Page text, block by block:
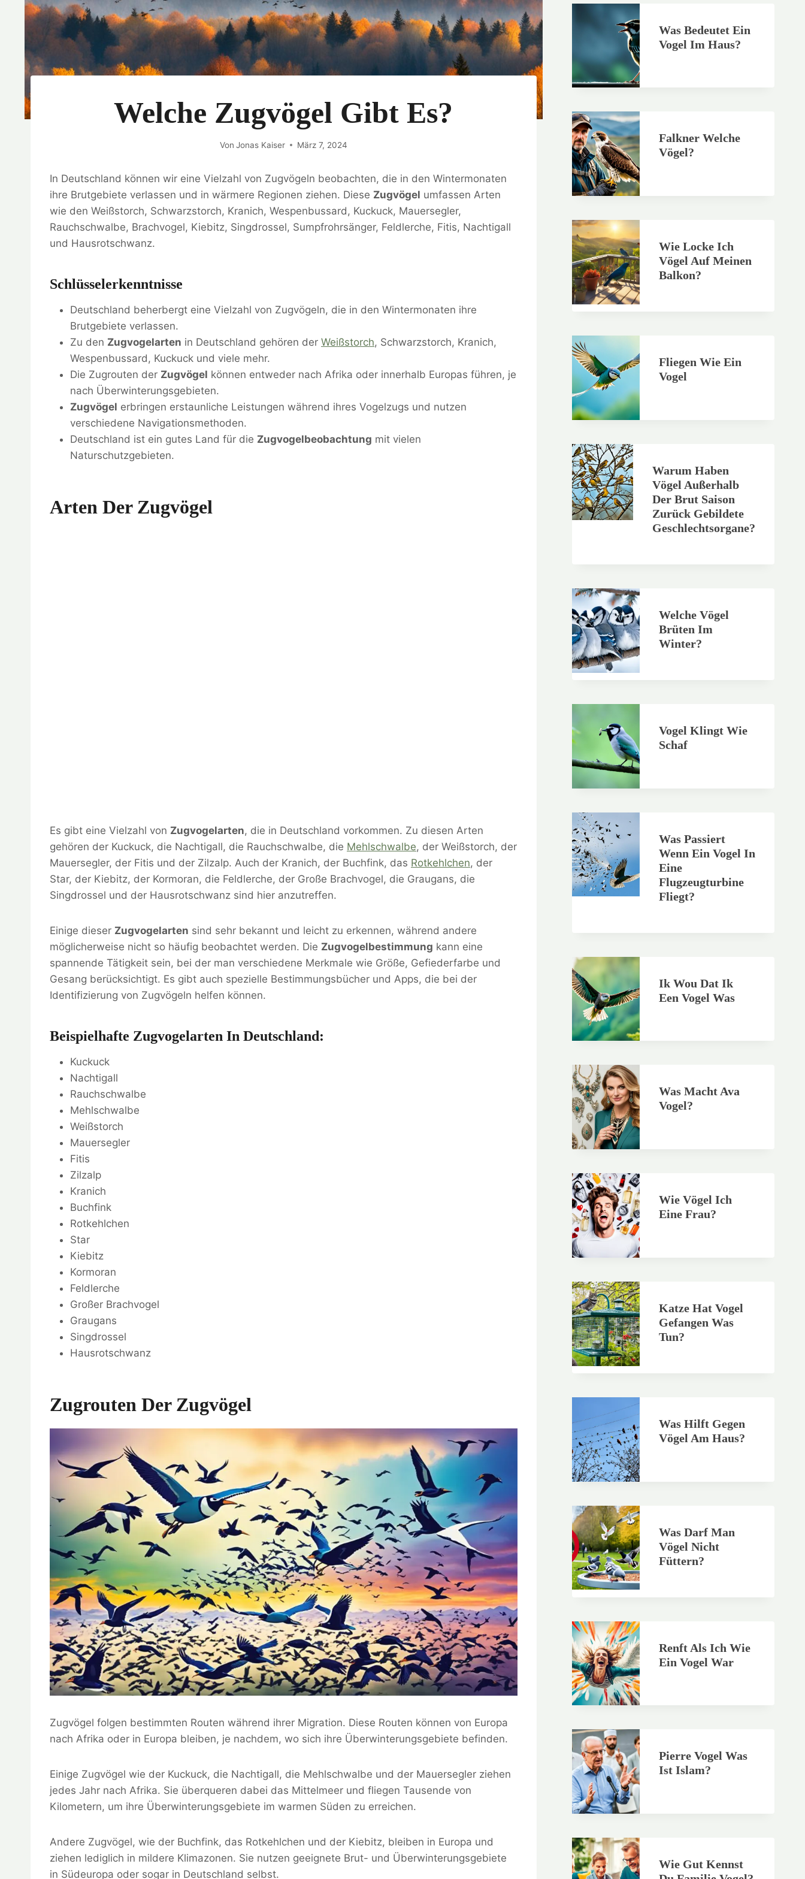
Welche Zugvögel Gibt Es?
Von Jonas Kaiser März 7, 2024
In Deutschland können wir eine Vielzahl von Zugvögeln beobachten, die in den Wintermonaten
ihre Brutgebiete verlassen und in wärmere Regionen ziehen. Diese Zugvögel umfassen Arten
wie den Weißstorch, Schwarzstorch, Kranich, Wespenbussard, Kuckuck, Mauersegler,
Rauchschwalbe, Brachvogel, Kiebitz, Singdrossel, Sumpfrohrsänger, Feldlerche, Fitis, Nachtigall
und Hausrotschwanz.
Schlüsselerkenntnisse
Deutschland beherbergt eine Vielzahl von Zugvögeln, die in den Wintermonaten ihre
Brutgebiete verlassen.
Zu den Zugvogelarten in Deutschland gehören der Weißstorch, Schwarzstorch, Kranich,
Wespenbussard, Kuckuck und viele mehr.
Die Zugrouten der Zugvögel können entweder nach Afrika oder innerhalb Europas führen, je
nach Überwinterungsgebieten.
Zugvögel erbringen erstaunliche Leistungen während ihres Vogelzugs und nutzen
verschiedene Navigationsmethoden.
Deutschland ist ein gutes Land für die Zugvogelbeobachtung mit vielen
Naturschutzgebieten.
Arten Der Zugvögel
Es gibt eine Vielzahl von Zugvogelarten, die in Deutschland vorkommen. Zu diesen Arten
gehören der Kuckuck, die Nachtigall, die Rauchschwalbe, die Mehlschwalbe, der Weißstorch, der
Mauersegler, der Fitis und der Zilzalp. Auch der Kranich, der Buchfink, das Rotkehlchen, der
Star, der Kiebitz, der Kormoran, die Feldlerche, der Große Brachvogel, die Graugans, die
Singdrossel und der Hausrotschwanz sind hier anzutreffen.
Einige dieser Zugvogelarten sind sehr bekannt und leicht zu erkennen, während andere
möglicherweise nicht so häufig beobachtet werden. Die Zugvogelbestimmung kann eine
spannende Tätigkeit sein, bei der man verschiedene Merkmale wie Größe, Gefiederfarbe und
Gesang berücksichtigt. Es gibt auch spezielle Bestimmungsbücher und Apps, die bei der
Identifizierung von Zugvögeln helfen können.
Beispielhafte Zugvogelarten In Deutschland:
Kuckuck
Nachtigall
Rauchschwalbe
Mehlschwalbe
Weißstorch
Mauersegler
Fitis
Zilzalp
Kranich
Buchfink
Rotkehlchen
Star
Kiebitz
Kormoran
Feldlerche
Großer Brachvogel
Graugans
Singdrossel
Hausrotschwanz
Zugrouten Der Zugvögel
Zugvögel folgen bestimmten Routen während ihrer Migration. Diese Routen können von Europa
nach Afrika oder in Europa bleiben, je nachdem, wo sich ihre Überwinterungsgebiete befinden.
Einige Zugvögel wie der Kuckuck, die Nachtigall, die Mehlschwalbe und der Mauersegler ziehen
jedes Jahr nach Afrika. Sie überqueren dabei das Mittelmeer und fliegen Tausende von
Kilometern, um ihre Überwinterungsgebiete im warmen Süden zu erreichen.
Andere Zugvögel, wie der Buchfink, das Rotkehlchen und der Kiebitz, bleiben in Europa und
ziehen lediglich in mildere Klimazonen. Sie nutzen geeignete Brut- und Überwinterungsgebiete
in Südeuropa oder sogar in Deutschland selbst.
Was Bedeutet Ein
Vogel Im Haus?
Falkner Welche
Vögel?
Wie Locke Ich
Vögel Auf Meinen
Balkon?
Fliegen Wie Ein
Vogel
Warum Haben
Vögel Außerhalb
Der Brut Saison
Zurück Gebildete
Geschlechtsorgane?
Welche Vögel
Brüten Im
Winter?
Vogel Klingt Wie
Schaf
Was Passiert
Wenn Ein Vogel In
Eine
Flugzeugturbine
Fliegt?
Ik Wou Dat Ik
Een Vogel Was
Was Macht Ava
Vogel?
Wie Vögel Ich
Eine Frau?
Katze Hat Vogel
Gefangen Was
Tun?
Was Hilft Gegen
Vögel Am Haus?
Was Darf Man
Vögel Nicht
Füttern?
Renft Als Ich Wie
Ein Vogel War
Pierre Vogel Was
Ist Islam?
Wie Gut Kennst